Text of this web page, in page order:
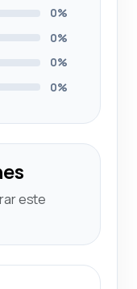
0%
0%
0%
0%
este